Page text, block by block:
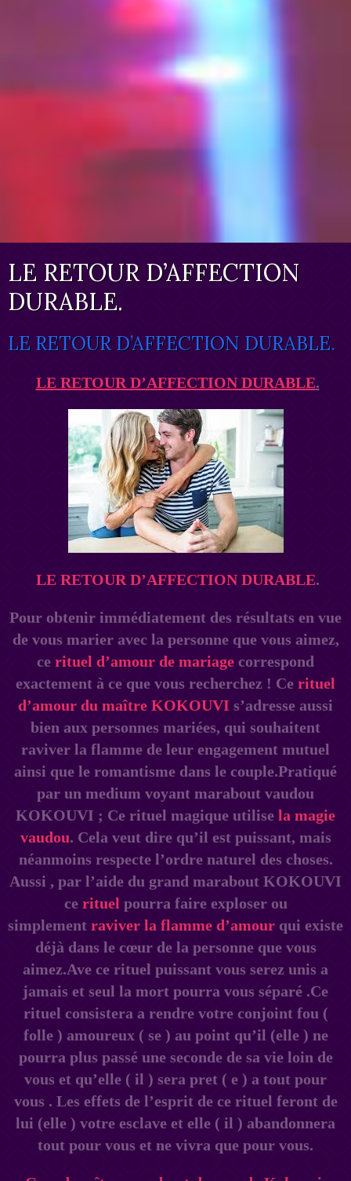
LE RETOUR D’AFFECTION
DURABLE.
LE RETOUR D’AFFECTION DURABLE.
LE RETOUR D’AFFECTION DURABLE.
LE RETOUR D’AFFECTION DURABLE.
Pour obtenir immédiatement des résultats en vue
de vous marier avec la personne que vous aimez,
ce rituel d’amour de mariage correspond
exactement à ce que vous recherchez ! Ce rituel
d’amour du maître KOKOUVI s’adresse aussi
bien aux personnes mariées, qui souhaitent
raviver la flamme de leur engagement mutuel
ainsi que le romantisme dans le couple.Pratiqué
par un medium voyant marabout vaudou
KOKOUVI ; Ce rituel magique utilise la magie
vaudou. Cela veut dire qu’il est puissant, mais
néanmoins respecte l’ordre naturel des choses.
Aussi , par l’aide du grand marabout KOKOUVI
ce rituel pourra faire exploser ou
simplement raviver la flamme d’amour qui existe
déjà dans le cœur de la personne que vous
aimez.Ave ce rituel puissant vous serez unis a
jamais et seul la mort pourra vous séparé .Ce
rituel consistera a rendre votre conjoint fou (
folle ) amoureux ( se ) au point qu’il (elle ) ne
pourra plus passé une seconde de sa vie loin de
vous et qu’elle ( il ) sera pret ( e ) a tout pour
vous . Les effets de l’esprit de ce rituel feront de
lui (elle ) votre esclave et elle ( il ) abandonnera
tout pour vous et ne vivra que pour vous.